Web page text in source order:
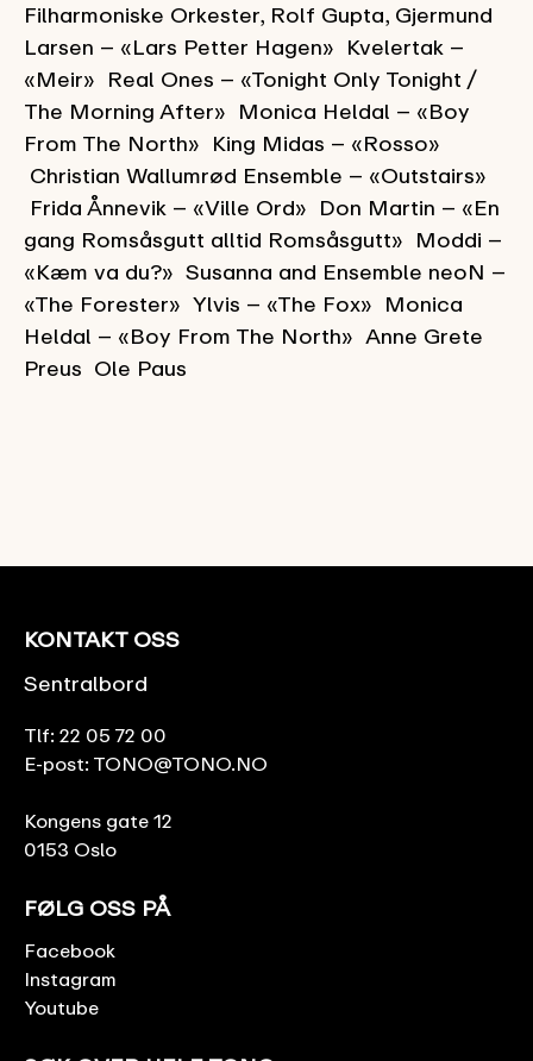
Filharmoniske Orkester, Rolf Gupta, Gjermund
Larsen – «Lars Petter Hagen» Kvelertak –
«Meir» Real Ones – «Tonight Only Tonight /
The Morning After» Monica Heldal – «Boy
From The North» King Midas – «Rosso»
Christian Wallumrød Ensemble – «Outstairs»
Frida Ånnevik – «Ville Ord» Don Martin – «En
gang Romsåsgutt alltid Romsåsgutt» Moddi –
«Kæm va du?» Susanna and Ensemble neoN –
«The Forester» Ylvis – «The Fox» Monica
Heldal – «Boy From The North» Anne Grete
Preus Ole Paus
KONTAKT OSS
Sentralbord
Tlf: 22 05 72 00
E-post: TONO@TONO.NO
Kongens gate 12
0153 Oslo
FØLG OSS PÅ
Facebook
Instagram
Youtube